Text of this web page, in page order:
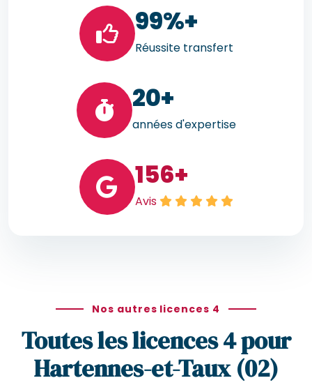
99%+
Réussite transfert
20+
années d'expertise
156+
Avis
Nos autres licences 4
Toutes les licences 4 pour
Hartennes-et-Taux (02)